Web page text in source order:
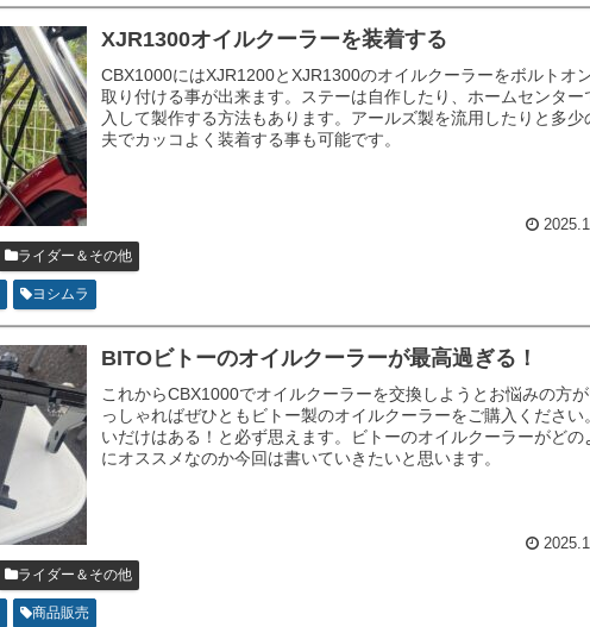
XJR1300オイルクーラーを装着する
CBX1000にはXJR1200とXJR1300のオイルクーラーをボルトオ
取り付ける事が出来ます。ステーは自作したり、ホームセンター
入して製作する方法もあります。アールズ製を流用したりと多少
夫でカッコよく装着する事も可能です。
ライダー＆その他
ヨシムラ
BITOビトーのオイルクーラーが最高過ぎる！
これからCBX1000でオイルクーラーを交換しようとお悩みの方
っしゃればぜひともビトー製のオイルクーラーをご購入ください
いだけはある！と必ず思えます。ビトーのオイルクーラーがどの
にオススメなのか今回は書いていきたいと思います。
ライダー＆その他
商品販売